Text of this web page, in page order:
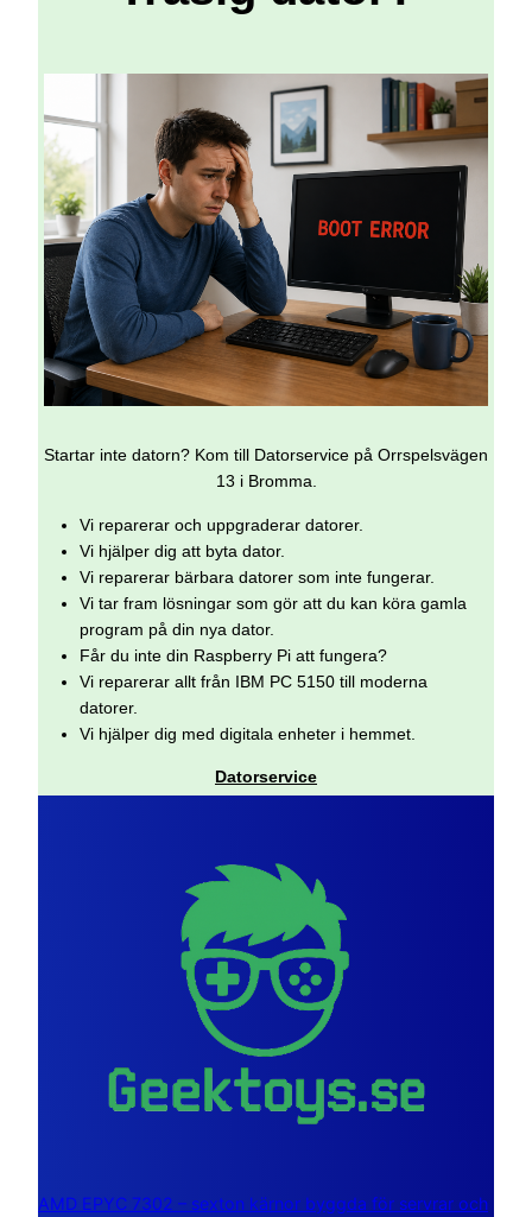
Startar inte datorn? Kom till Datorservice på Orrspelsvägen
13 i Bromma.
Vi reparerar och uppgraderar datorer.
Vi hjälper dig att byta dator.
Vi reparerar bärbara datorer som inte fungerar.
Vi tar fram lösningar som gör att du kan köra gamla
program på din nya dator.
Får du inte din Raspberry Pi att fungera?
Vi reparerar allt från IBM PC 5150 till moderna
datorer.
Vi hjälper dig med digitala enheter i hemmet.
Datorservice
AMD EPYC 7302 – sexton kärnor byggda för servrar och